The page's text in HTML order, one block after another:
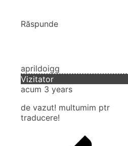
Răspunde
aprildoigg
Vizitator
acum 3 years
de vazut! multumim ptr
traducere!